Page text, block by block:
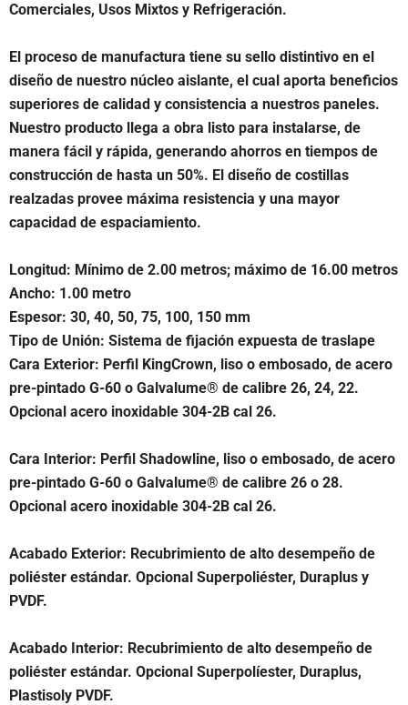
Comerciales, Usos Mixtos y Refrigeración.
El proceso de manufactura tiene su sello distintivo en el
diseño de nuestro núcleo aislante, el cual aporta beneficios
superiores de calidad y consistencia a nuestros paneles.
Nuestro producto llega a obra listo para instalarse, de
manera fácil y rápida, generando ahorros en tiempos de
construcción de hasta un 50%. El diseño de costillas
realzadas provee máxima resistencia y una mayor
capacidad de espaciamiento.
Longitud: Mínimo de 2.00 metros; máximo de 16.00 metros
Ancho: 1.00 metro
Espesor: 30, 40, 50, 75, 100, 150 mm
Tipo de Unión: Sistema de fijación expuesta de traslape
Cara Exterior: Perfil KingCrown, liso o embosado, de acero
pre-pintado G-60 o Galvalume® de calibre 26, 24, 22.
Opcional acero inoxidable 304-2B cal 26.
Cara Interior: Perfil Shadowline, liso o embosado, de acero
pre-pintado G-60 o Galvalume® de calibre 26 o 28.
Opcional acero inoxidable 304-2B cal 26.
Acabado Exterior: Recubrimiento de alto desempeño de
poliéster estándar. Opcional Superpoliéster, Duraplus y
PVDF.
Acabado Interior: Recubrimiento de alto desempeño de
poliéster estándar. Opcional Superpolíester, Duraplus,
Plastisoly PVDF.